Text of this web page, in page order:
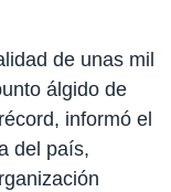
de unas mil
álgido de
informó el
del país,